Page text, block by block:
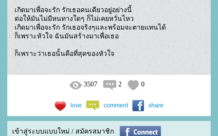
เกิดมาเพื่อจะรัก รักเธอคนเดียวอยู่อย่างนี้
ต่อให้มันไม่มีหนทางใดๆ ก็ไม่เคยหวั่นไหว
เกิดมาเพื่อจะรัก รักเธอจริงๆและพร้อมจะตายแทนได้
ก็เพราะหัวใจ ฉันมันสร้างมาเพื่อเธอ
ก็เพราะว่าเธอนั้นคือที่สุดของหัวใจ
3507 2 0
love comment share
เข้าสู่ระบบแบบใหม่ / สมัครสมาชิก